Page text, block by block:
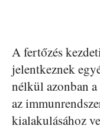
A fertőzés
jelentkeznek
nélkül azonban
az
kialakulásához